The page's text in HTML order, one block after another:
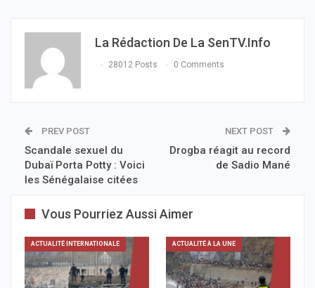
La Rédaction De La SenTV.info
28012 Posts 0 Comments
PREV POST
Scandale sexuel du
Dubaï Porta Potty : Voici
les Sénégalaise citées
NEXT POST
Drogba réagit au record
de Sadio Mané
Vous Pourriez Aussi Aimer
ACTUALITÉ INTERNATIONALE ACTUALITÉ À LA UNE